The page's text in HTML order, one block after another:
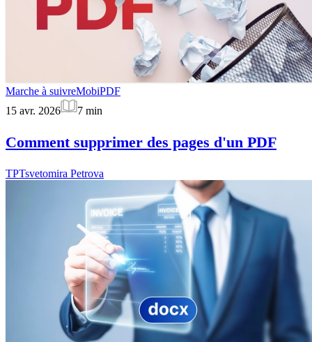
Marche à suivreMobiPDF
15 avr. 2026
7 min
Comment supprimer des pages d'un PDF
TPTsvetomira Petrova